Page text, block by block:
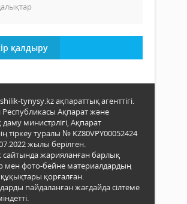
қалдыру
tynysy.kz ақпараттық агенттігі.
Республикасы Ақпарат және
министрлігі, Ақпарат
тіркеу туралы № KZ80VPY00052424
жылы берілген.
сайтында жарияланған барлық
мен фото-бейне материалдардың
қорғалған.
пайдаланған жағдайда сілтеме